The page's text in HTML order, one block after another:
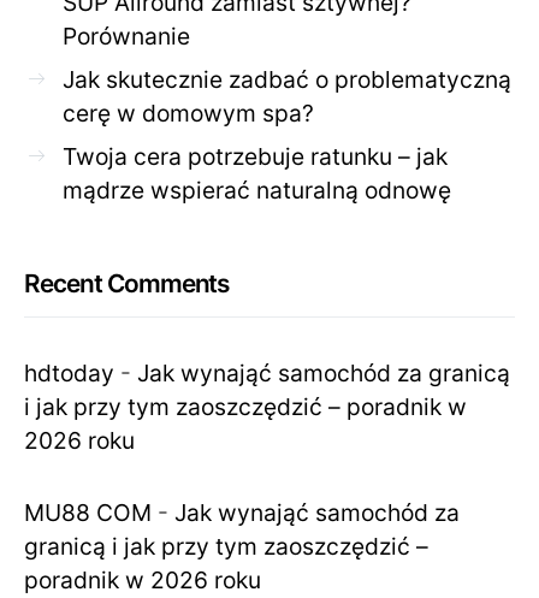
Porównanie
Jak skutecznie zadbać o problematyczną
cerę w domowym spa?
Twoja cera potrzebuje ratunku – jak
mądrze wspierać naturalną odnowę
Recent Comments
hdtoday - Jak wynająć samochód za granicą
i jak przy tym zaoszczędzić – poradnik w
2026 roku
MU88 COM - Jak wynająć samochód za
granicą i jak przy tym zaoszczędzić –
poradnik w 2026 roku